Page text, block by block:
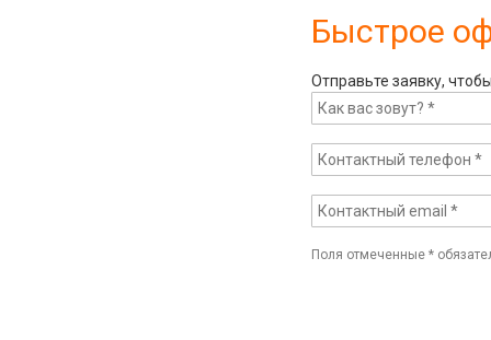
Быстрое
Отправьте заявку,
Поля отмеченные*